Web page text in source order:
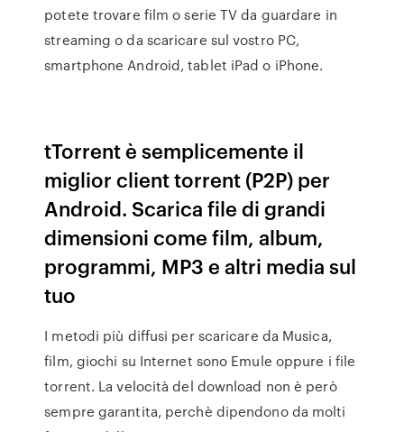
potete trovare film o serie TV da guardare in
streaming o da scaricare sul vostro PC,
smartphone Android, tablet iPad o iPhone.
tTorrent è semplicemente il
miglior client torrent (P2P) per
Android. Scarica file di grandi
dimensioni come film, album,
programmi, MP3 e altri media sul
tuo
I metodi più diffusi per scaricare da Musica,
film, giochi su Internet sono Emule oppure i file
torrent. La velocità del download non è però
sempre garantita, perchè dipendono da molti